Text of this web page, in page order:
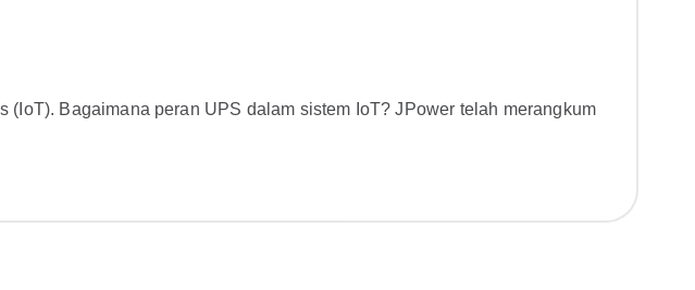
Bagaimana peran UPS dalam sistem IoT? JPower telah merangkum